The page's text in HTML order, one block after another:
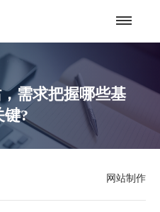
需求把握哪些基
键?
网站制作